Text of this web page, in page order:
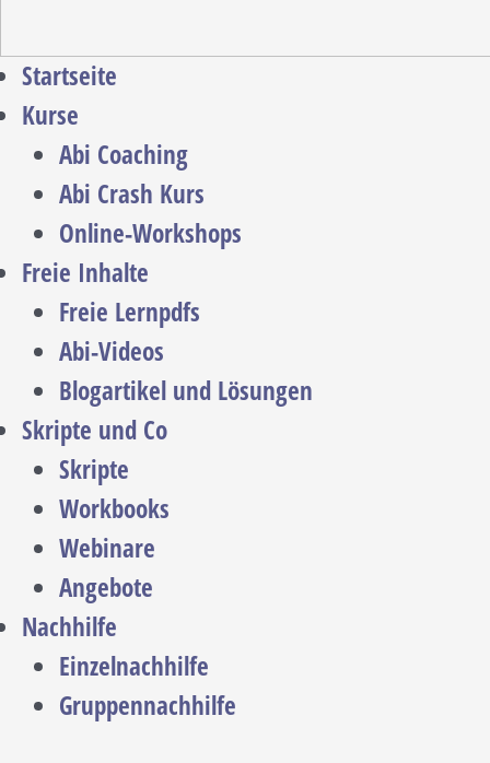
Startseite
Kurse
Abi Coaching
Abi Crash Kurs
Online-Workshops
Freie Inhalte
Freie Lernpdfs
Abi-Videos
Blogartikel und Lösungen
Skripte und Co
Skripte
Workbooks
Webinare
Angebote
Nachhilfe
Einzelnachhilfe
Gruppennachhilfe